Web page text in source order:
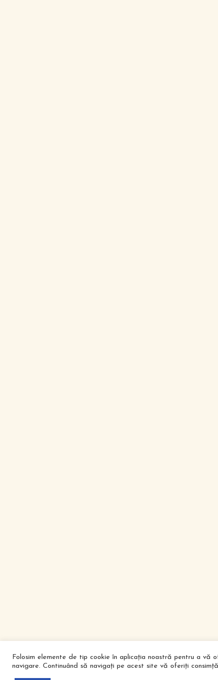
Folosim elemente de tip cookie în aplicația noastră pentru a vă
navigare. Continuând să navigați pe acest site vă oferiți